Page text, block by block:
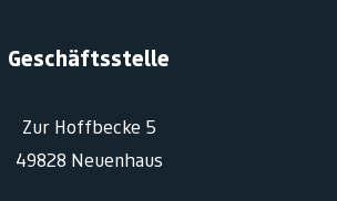
Geschäftsstelle
Zur Hoffbecke 5
49828 Neuenhaus